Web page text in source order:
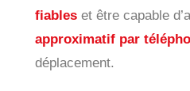
fiableset être capable
approximatif par
déplacement.